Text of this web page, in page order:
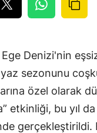
Denizi'nin
sezonunu
özel olarak
etkinliği, bu yıl
gerçekleştirildi.